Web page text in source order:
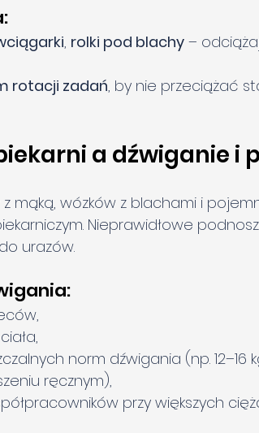
, rolki pod blachy –
rotacji zadań, by nie przeciążać
a dźwiganie i
mąką, wózków z blachami i
Nieprawidłowe
urazów.
norm dźwigania (np. 12–16
ręcznym),
przy większych